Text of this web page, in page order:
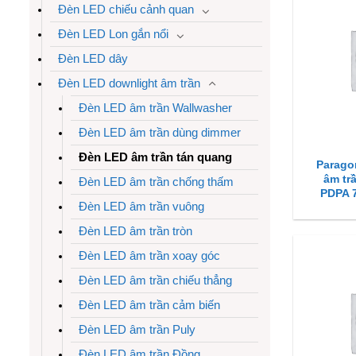
Đèn LED chiếu cảnh quan
Đèn LED Lon gắn nổi
Đèn LED dây
Đèn LED downlight âm trần
Đèn LED âm trần Wallwasher
Đèn LED âm trần dùng dimmer
Đèn LED âm trần tán quang
Đèn LED âm trần chống thấm
Đèn LED âm trần vuông
Đèn LED âm trần tròn
Đèn LED âm trần xoay góc
Đèn LED âm trần chiếu thẳng
Đèn LED âm trần cảm biến
Đèn LED âm trần Puly
âm
PDPA